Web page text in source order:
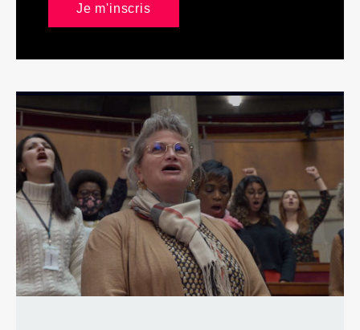
Je m'inscris